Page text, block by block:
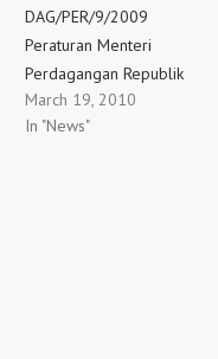
DAG/PER/9/2009
Peraturan Menteri
Perdagangan Republik
Indonesia Nomor :
39/M-DAG/PER/9/2009
March 19, 2010
In "News"